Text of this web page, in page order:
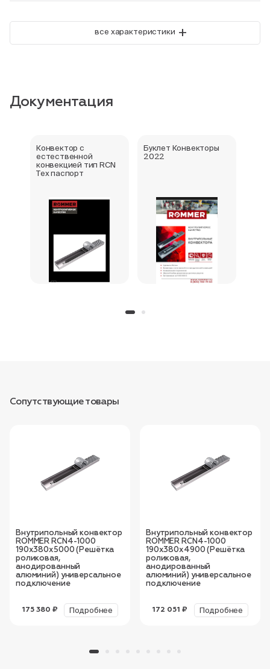
все характеристики +
Документация
Конвектор с
естественной
конвекцией тип RCN
Тех паспорт
Буклет Конвекторы
2022
Сопутствующие товары
Внутрипольный конвектор
ROMMER RCN4-1000
190х380х5000 (Решётка
роликовая,
анодированный
алюминий) универсальное
подключение
175 380 ₽ Подробнее
Внутрипольный конвектор
ROMMER RCN4-1000
190х380х4900 (Решётка
роликовая,
анодированный
алюминий) универсальное
подключение
172 051 ₽ Подробнее